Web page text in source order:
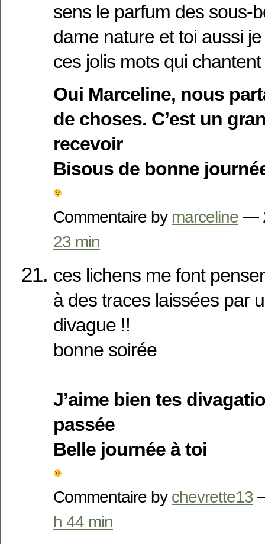
sens le parfum des sous-
dame nature et toi aussi
ces jolis mots qui
Oui Marceline, nous
de choses. C’est un
recevoir
Bisous de bonne
Commentaire by marceline —
23 min
ces lichens me font
à des traces laissées par
divague !!
bonne soirée
J’aime bien tes
passée
Belle journée à toi
Commentaire by chevrette13
h 44 min